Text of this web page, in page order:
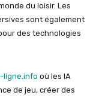
du loisir. Les
sont également
des technologies
ligne.info où les IA
de jeu, créer des